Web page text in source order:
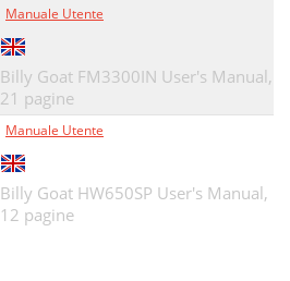
Manuale Utente
Billy Goat FM3300IN User's Manual,
21 pagine
Manuale Utente
Billy Goat HW650SP User's Manual,
12 pagine